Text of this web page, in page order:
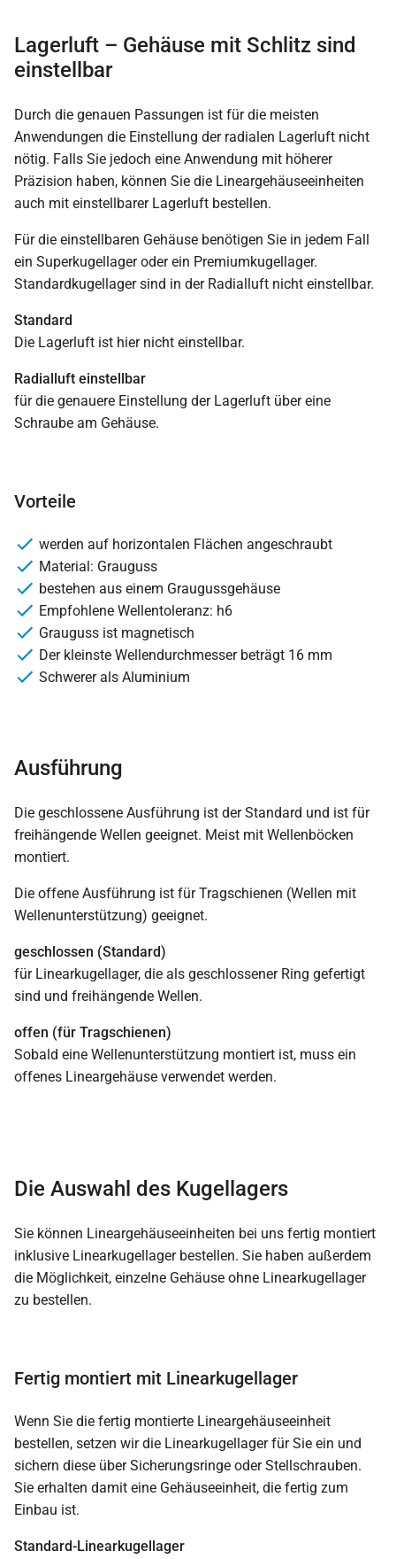
Lagerluft – Gehäuse mit Schlitz sind
einstellbar
Durch die genauen Passungen ist für die meisten
Anwendungen die Einstellung der radialen Lagerluft nicht
nötig. Falls Sie jedoch eine Anwendung mit höherer
Präzision haben, können Sie die Lineargehäuseeinheiten
auch mit einstellbarer Lagerluft bestellen.
Für die einstellbaren Gehäuse benötigen Sie in jedem Fall
ein Superkugellager oder ein Premiumkugellager.
Standardkugellager sind in der Radialluft nicht einstellbar.
Standard
Die Lagerluft ist hier nicht einstellbar.
Radialluft einstellbar
für die genauere Einstellung der Lagerluft über eine
Schraube am Gehäuse.
Vorteile
werden auf horizontalen Flächen angeschraubt
Material: Grauguss
bestehen aus einem Graugussgehäuse
Empfohlene Wellentoleranz: h6
Grauguss ist magnetisch
Der kleinste Wellendurchmesser beträgt 16 mm
Schwerer als Aluminium
Ausführung
Die geschlossene Ausführung ist der Standard und ist für
freihängende Wellen geeignet. Meist mit Wellenböcken
montiert.
Die offene Ausführung ist für Tragschienen (Wellen mit
Wellenunterstützung) geeignet.
geschlossen (Standard)
für Linearkugellager, die als geschlossener Ring gefertigt
sind und freihängende Wellen.
offen (für Tragschienen)
Sobald eine Wellenunterstützung montiert ist, muss ein
offenes Lineargehäuse verwendet werden.
Die Auswahl des Kugellagers
Sie können Lineargehäuseeinheiten bei uns fertig montiert
inklusive Linearkugellager bestellen. Sie haben außerdem
die Möglichkeit, einzelne Gehäuse ohne Linearkugellager
zu bestellen.
Fertig montiert mit Linearkugellager
Wenn Sie die fertig montierte Lineargehäuseeinheit
bestellen, setzen wir die Linearkugellager für Sie ein und
sichern diese über Sicherungsringe oder Stellschrauben.
Sie erhalten damit eine Gehäuseeinheit, die fertig zum
Einbau ist.
Standard-Linearkugellager